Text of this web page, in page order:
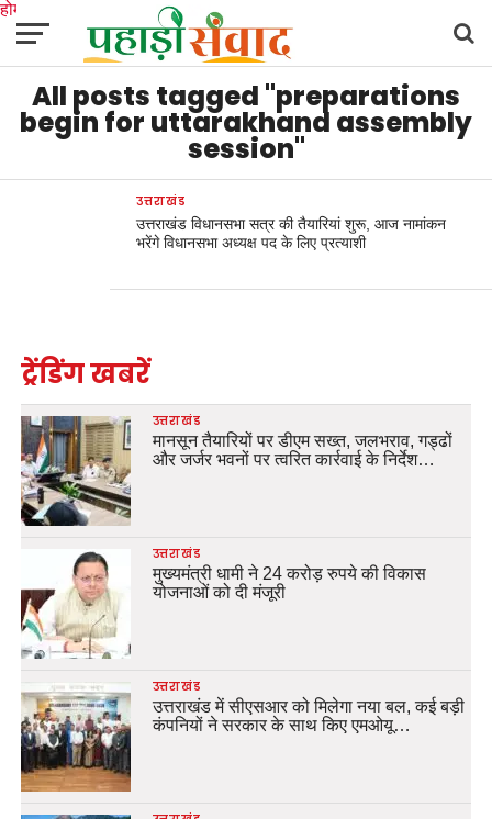
होम
उत्तराखंडअल्मोड़ाउत्तरकाशीउधम सिंह नगरचंपावतचमोलीटिहरी गढ़वाल
देहरादून नैनीतालपिथौरागढ़पौड़ी गढ़वालबागेश्वर रुद्रप्रयागहरिद्वार देशदुनिया
मनोरंजनAll posts tagged "preparations
begin for uttarakhand assembly
session"
उत्तराखंड
उत्तराखंड विधानसभा सत्र की तैयारियां शुरू, आज नामांकन
भरेंगे विधानसभा अध्यक्ष पद के लिए प्रत्याशी
ट्रेंडिंग खबरें
उत्तराखंड
मानसून तैयारियों पर डीएम सख्त, जलभराव, गड्ढों
और जर्जर भवनों पर त्वरित कार्रवाई के निर्देश…
उत्तराखंड
मुख्यमंत्री धामी ने 24 करोड़ रुपये की विकास
योजनाओं को दी मंजूरी
उत्तराखंड
उत्तराखंड में सीएसआर को मिलेगा नया बल, कई बड़ी
कंपनियों ने सरकार के साथ किए एमओयू…